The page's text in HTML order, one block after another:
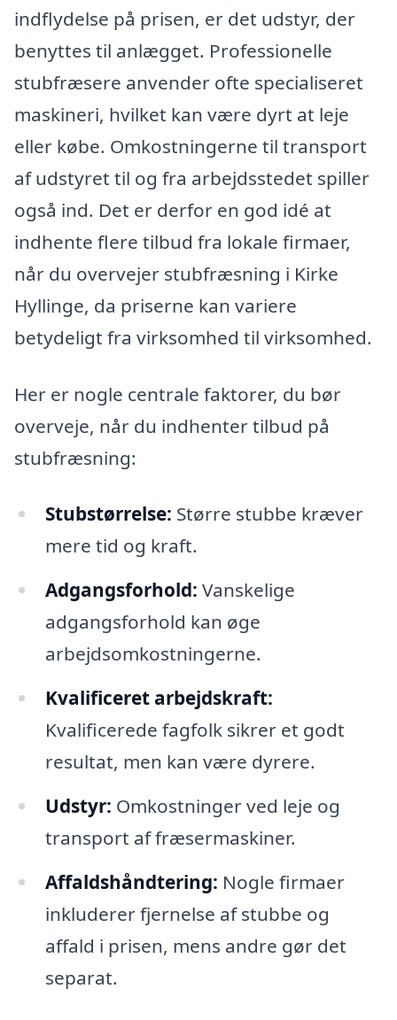
indflydelse på prisen, er det udstyr, der
benyttes til anlægget. Professionelle
stubfræsere anvender ofte specialiseret
maskineri, hvilket kan være dyrt at leje
eller købe. Omkostningerne til transport
af udstyret til og fra arbejdsstedet spiller
også ind. Det er derfor en god idé at
indhente flere tilbud fra lokale firmaer,
når du overvejer stubfræsning i Kirke
Hyllinge, da priserne kan variere
betydeligt fra virksomhed til virksomhed.
Her er nogle centrale faktorer, du bør
overveje, når du indhenter tilbud på
stubfræsning:
Stubstørrelse: Større stubbe kræver
mere tid og kraft.
Adgangsforhold: Vanskelige
adgangsforhold kan øge
arbejdsomkostningerne.
Kvalificeret arbejdskraft:
Kvalificerede fagfolk sikrer et godt
resultat, men kan være dyrere.
Udstyr: Omkostninger ved leje og
transport af fræsermaskiner.
Affaldshåndtering: Nogle firmaer
inkluderer fjernelse af stubbe og
affald i prisen, mens andre gør det
separat.